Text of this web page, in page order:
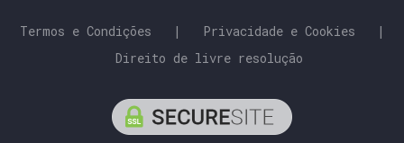
Termos e Condições | Privacidade e Cookies |
Direito de livre resolução